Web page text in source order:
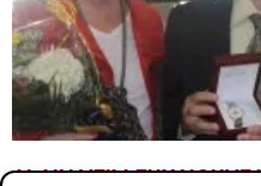
ALAIN VEILLEUX